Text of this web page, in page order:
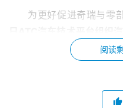
为更好促进奇瑞与零
搭建整车与零
阅读